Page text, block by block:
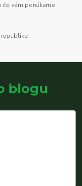
vám ponúkame
blogu